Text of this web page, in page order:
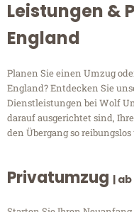
Leistungen &
England
Planen Sie einen Umzug
England? Entdecken Sie
Dienstleistungen bei Wolf
darauf ausgerichtet sind,
den Übergang so
Privatumzug |